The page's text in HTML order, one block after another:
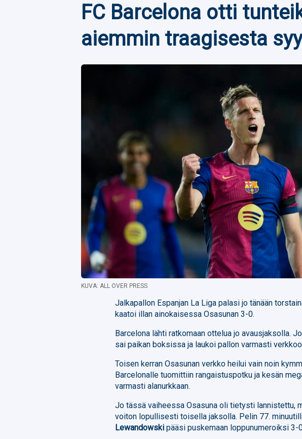
FC Barcelona otti
aiemmin traagisesta
KUVA: ALL OVER PRESS
Jalkapallon Espanjan La Liga palasi jo tänään
kaatoi illan ainokaisessa Osasunan 3-0.
Barcelona lähti ratkomaan ottelua jo avausjaksolla.
sai paikan boksissa ja laukoi pallon varmasti
Toisen kerran Osasunan verkko heilui vain noin
Barcelonalle tuomittiin rangaistuspotku ja kesän
varmasti alanurkkaan.
Jo tässä vaiheessa Osasuna oli tietysti lannistettu,
voiton lopullisesti toisella jaksolla. Pelin 77.
Lewandowski pääsi puskemaan loppunumeroiksi 3-